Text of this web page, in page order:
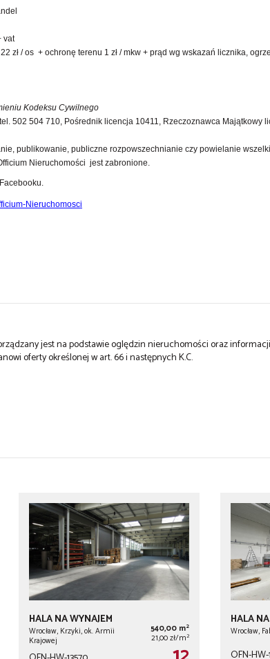
vat
zł / os + ochronę terenu 1 zł / mkw + prąd wg wskazań licznika,
Kodeksu Cywilnego
502 504 710, Pośrednik licencja 10411, Rzeczoznawca Majątkowy
publikowanie, publiczne rozpowszechnianie czy powielanie
Nieruchomości jest zabronione.
Nieruchomosci
jest na podstawie oględzin nieruchomości oraz
oferty określonej w art. 66 i następnych K.C.
HALA NA WYNAJEM
Wrocław, Krzyki, ok. Armii
Krajowej
540,00 m2
21,00 zł/m2
HALA
Wrocław,
OFN-HW-